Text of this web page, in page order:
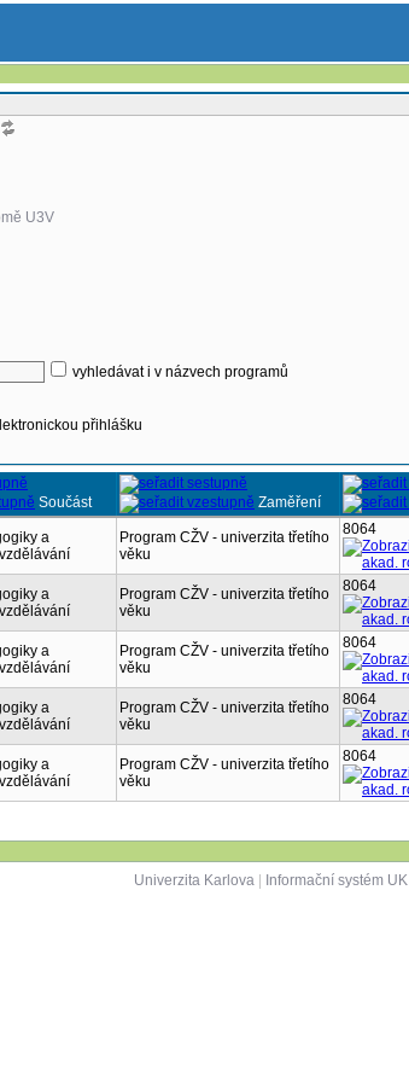
U3V
vyhledávat i v názvech programů
přihlášku
Součást Zaměření
a
Program CŽV - univerzita třetího
věku
8064
a
Program CŽV - univerzita třetího
věku
8064
a
Program CŽV - univerzita třetího
věku
8064
a
Program CŽV - univerzita třetího
věku
8064
a
Program CŽV - univerzita třetího
věku
8064
Univerzita Karlova| Informační systém UK